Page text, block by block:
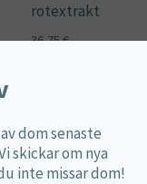
rotextrakt
36,75€
dom senaste
skickar om nya
inte missar dom!